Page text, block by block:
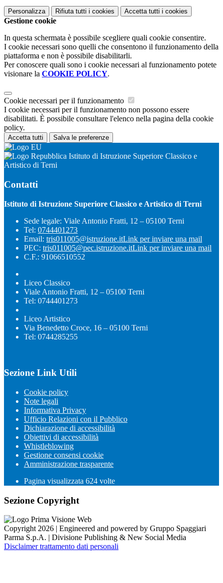
Personalizza Rifiuta tutti i cookies Accetta tutti i cookies
Gestione cookie
In questa schermata è possibile scegliere quali cookie consentire.
I cookie necessari sono quelli che consentono il funzionamento della
piattaforma e non è possibile disabilitarli.
Per conoscere quali sono i cookie necessari al funzionamento potete
visionare la COOKIE POLICY.
Cookie necessari per il funzionamento
I cookie necessari per il funzionamento non possono essere
disabilitati. È possibile consultare l'elenco nella pagina della cookie
policy.
Accetta tutti Salva le preferenze
Istituto di Istruzione Superiore Classico e
Artistico di Terni
Contatti
Istituto di Istruzione Superiore Classico e Artistico di Terni
Sede legale: Viale Antonio Fratti, 12 – 05100 Terni
Tel: 0744401273
Email: tris011005@istruzione.itLink per inviare una mail
PEC: tris011005@pec.istruzione.itLink per inviare una mail
C.F.: 91066510552
Liceo Classico
Viale Antonio Fratti, 12 – 05100 Terni
Tel: 0744401273
Liceo Artistico
Via Benedetto Croce, 16 – 05100 Terni
Tel: 0744285255
Sezione Link Utili
Cookie policy
Note legali
Informativa Privacy
Ufficio Relazioni con il Pubblico
Dichiarazione di accessibilità
Obiettivi di accessibilità
Whistleblowing
Gestione consensi cookie
Amministrazione trasparente
Pagina visualizzata 624 volte
Sezione Copyright
Copyright 2026 | Engineered and powered by Gruppo Spaggiari
Parma S.p.A. | Divisione Publishing & New Social Media
Disclaimer trattamento dati personali